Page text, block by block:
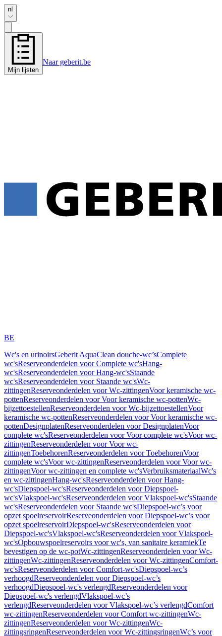
nl
Mijn lijsten
Naar geberit.be
BE
Wc's en urinoirsGeberit AquaClean douche-wc’sComplete
wc'sReserveonderdelen voor Complete wc'sHang-
wc'sReserveonderdelen voor Hang-wc'sStaande
wc'sReserveonderdelen voor Staande wc'sWc-
zittingenReserveonderdelen voor Wc-zittingenVoor keramische wc-
pottenReserveonderdelen voor Voor keramische wc-pottenWc-
bijzettoestellenReserveonderdelen voor Wc-bijzettoestellenVoor
keramische wc-pottenReserveonderdelen voor Voor keramische wc-
pottenDesignplatenReserveonderdelen voor DesignplatenVoor
complete wc'sReserveonderdelen voor Voor complete wc'sVoor wc-
zittingenReserveonderdelen voor Voor wc-
zittingenToebehorenReserveonderdelen voor ToebehorenVoor
complete wc'sVoor wc-zittingenReserveonderdelen voor Voor wc-
zittingenVoor wc-zittingen en complete wc'sVerbruiksmateriaalWc's
en wc-zittingenHang-wc'sReserveonderdelen voor Hang-
wc'sDiepspoel-wc'sReserveonderdelen voor Diepspoel-
wc'sVlakspoel-wc'sReserveonderdelen voor Vlakspoel-wc'sStaande
wc'sReserveonderdelen voor Staande wc'sDiepspoel-wc’s voor
opzet spoelreservoirReserveonderdelen voor Diepspoel-wc’s voor
opzet spoelreservoirDiepspoel-wc'sReserveonderdelen voor
Diepspoel-wc'sVlakspoel-wc'sReserveonderdelen voor Vlakspoel-
wc'sOpbouwspoelreservoirs voor wc's, van sanitaire keramiekTe
bevestigen op de wc-potWc-zittingenReserveonderdelen voor Wc-
zittingenWc-zittingenReserveonderdelen voor Wc-zittingenComfort-
wc'sReserveonderdelen voor Comfort-wc'sDiepspoel-wc’s
verhoogdReserveonderdelen voor Diepspoel-wc’s
verhoogdDiepspoel-wc's verlengdReserveonderdelen voor
Diepspoel-wc's verlengdVlakspoel-wc’s
verlengdReserveonderdelen voor Vlakspoel-wc’s verlengdComfort
wc-zittingenReserveonderdelen voor Comfort wc-zittingenWc-
zittingenReserveonderdelen voor Wc-zittingenWc-
zittingsringenReserveonderdelen voor Wc-zittingsringenWc’s voor